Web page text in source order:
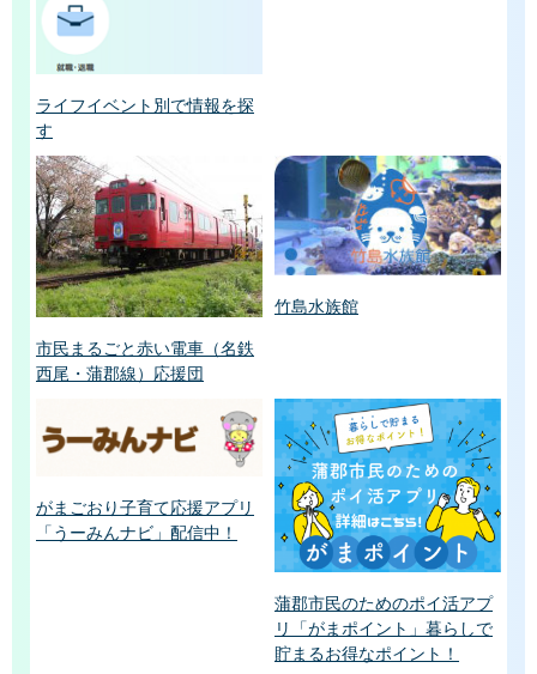
ライフイベント別で情報を探
す
市民まるごと赤い電車（名鉄
西尾・蒲郡線）応援団
竹島水族館
がまごおり子育て応援アプリ
「うーみんナビ」配信中！
蒲郡市民のためのポイ活アプ
リ「がまポイント」暮らしで
貯まるお得なポイント！